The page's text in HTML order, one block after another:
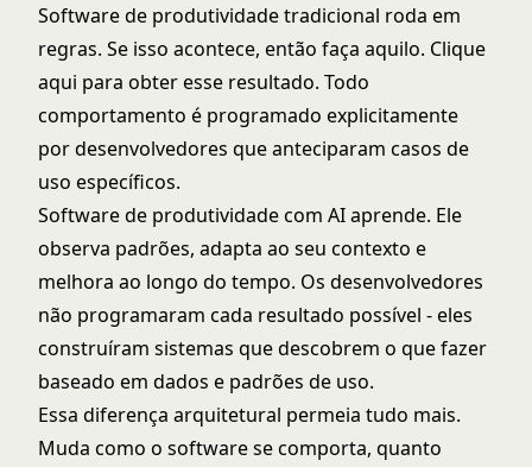
Software de produtividade tradicional roda em
regras. Se isso acontece, então faça aquilo. Clique
aqui para obter esse resultado. Todo
comportamento é programado explicitamente
por desenvolvedores que anteciparam casos de
uso específicos.
Software de produtividade com AI aprende. Ele
observa padrões, adapta ao seu contexto e
melhora ao longo do tempo. Os desenvolvedores
não programaram cada resultado possível - eles
construíram sistemas que descobrem o que fazer
baseado em dados e padrões de uso.
Essa diferença arquitetural permeia tudo mais.
Muda como o software se comporta, quanto